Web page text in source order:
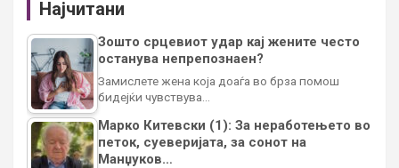
Најчитани
Зошто срцевиот удар кај жените често
останува непрепознаен?
Замислете жена која доаѓа во брза помош
бидејќи чувствува…
Марко Китевски (1): За неработењето во
петок, суеверијата, за сонот на
Манџуков…